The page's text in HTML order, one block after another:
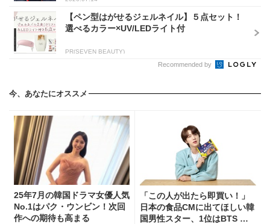
【ペン型はがせるジェルネイル】５点セット！
選べるカラー×UV/LEDライト付
PR(SEVEN BEAUTY)
Recommended by
今、あなたにオススメ
25年7月の韓国ドラマ女優人気
No.1はパク・ウンビン！次回
作への期待も高まる
「この人が出たら即買い！」
日本の食品CMに出てほしい韓
国男性スター、1位はBTS ジ